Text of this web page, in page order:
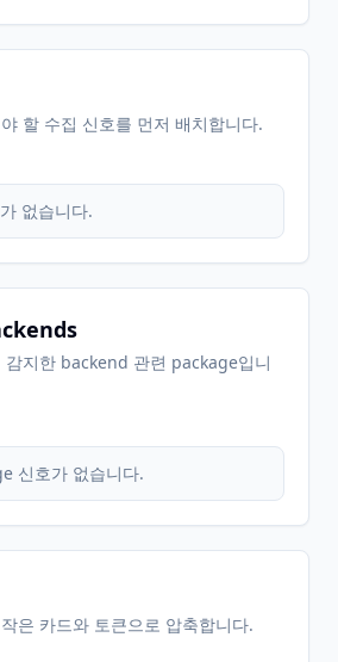
할 수집 신호를 먼저 배치합니다.
없습니다.
감지한 backend 관련 package입니
신호가 없습니다.
은 카드와 토큰으로 압축합니다.